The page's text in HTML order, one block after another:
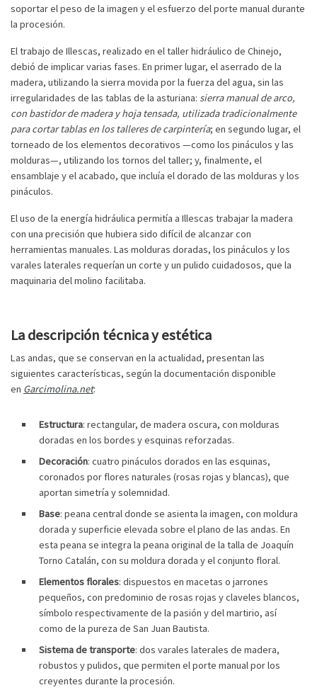
soportar el peso de la imagen y el esfuerzo del porte manual durante
la procesión.
El trabajo de Illescas, realizado en el taller hidráulico de Chinejo,
debió de implicar varias fases. En primer lugar, el aserrado de la
madera, utilizando la sierra movida por la fuerza del agua, sin las
irregularidades de las tablas de la asturiana: sierra manual de arco,
con bastidor de madera y hoja tensada, utilizada tradicionalmente
para cortar tablas en los talleres de carpintería; en segundo lugar, el
torneado de los elementos decorativos —como los pináculos y las
molduras—, utilizando los tornos del taller; y, finalmente, el
ensamblaje y el acabado, que incluía el dorado de las molduras y los
pináculos.
El uso de la energía hidráulica permitía a Illescas trabajar la madera
con una precisión que hubiera sido difícil de alcanzar con
herramientas manuales. Las molduras doradas, los pináculos y los
varales laterales requerían un corte y un pulido cuidadosos, que la
maquinaria del molino facilitaba.
La descripción técnica y estética
Las andas, que se conservan en la actualidad, presentan las
siguientes características, según la documentación disponible
en Garcimolina.net:
Estructura: rectangular, de madera oscura, con molduras
doradas en los bordes y esquinas reforzadas.
Decoración: cuatro pináculos dorados en las esquinas,
coronados por flores naturales (rosas rojas y blancas), que
aportan simetría y solemnidad.
Base: peana central donde se asienta la imagen, con moldura
dorada y superficie elevada sobre el plano de las andas. En
esta peana se integra la peana original de la talla de Joaquín
Torno Catalán, con su moldura dorada y el conjunto floral.
Elementos florales: dispuestos en macetas o jarrones
pequeños, con predominio de rosas rojas y claveles blancos,
símbolo respectivamente de la pasión y del martirio, así
como de la pureza de San Juan Bautista.
Sistema de transporte: dos varales laterales de madera,
robustos y pulidos, que permiten el porte manual por los
creyentes durante la procesión.